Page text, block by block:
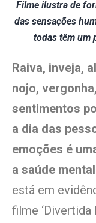
Filme ilustra de
das sensações
todas têm um
Raiva, inveja,
nojo,
sentimentos
a dia das
emoções é
a saúde
está em
filme